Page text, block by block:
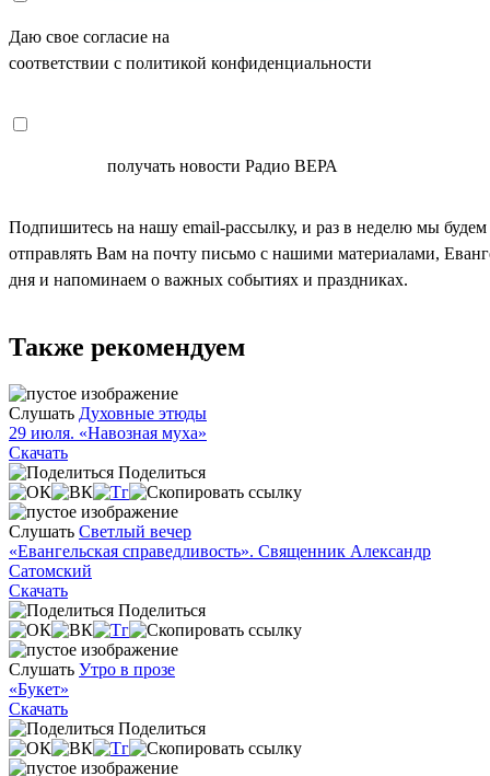
Даю свое согласие на
соответствии с политикой конфиденциальности
получать новости Радио ВЕРА
Подпишитесь на нашу email-рассылку, и раз в неделю мы будем
отправлять Вам на почту письмо с нашими материалами,
дня и напоминаем о важных событиях и праздниках.
Также рекомендуем
Слушать Духовные этюды
29 июля. «Навозная муха»
Скачать
Поделиться
Слушать Светлый вечер
«Евангельская справедливость». Священник Александр
Сатомский
Скачать
Поделиться
Слушать Утро в прозе
«Букет»
Скачать
Поделиться